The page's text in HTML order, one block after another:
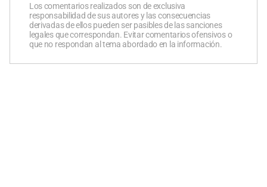
Los comentarios realizados son de exclusiva
responsabilidad de sus autores y las consecuencias
derivadas de ellos pueden ser pasibles de las sanciones
legales que correspondan. Evitar comentarios ofensivos o
que no respondan al tema abordado en la información.